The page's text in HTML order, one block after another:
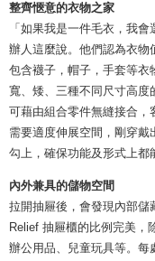
整齊愜意的衣物之家
「如果我是一件毛衣，我
辦人這麼說。他們認為衣物
包含襪子，帽子，手套等衣
寬、矮、三種不同尺寸高度
可藉由組合零件無縫接合，
需要適度伸展空間，剛穿
勾上，確保功能及形式上都
內外兼具的儲物空間
拉開抽屜後，會發現內部儲
Relief 抽屜櫃的比例完美，
辦公用品、兒童玩具等。每